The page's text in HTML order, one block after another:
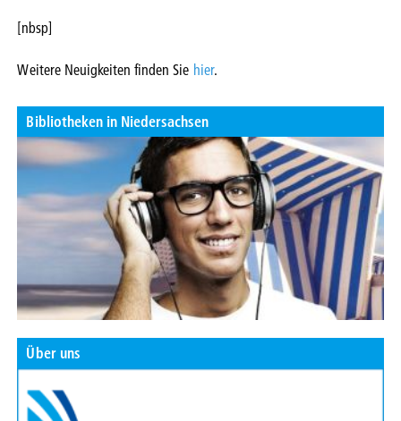
[nbsp]
Weitere Neuigkeiten finden Sie hier.
Bibliotheken in Niedersachsen
Über uns